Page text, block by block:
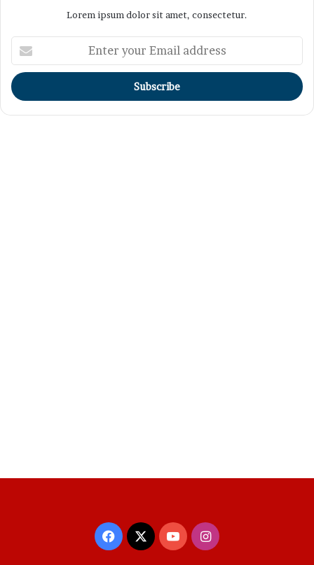
Lorem ipsum dolor sit amet, consectetur.
your
Email
address
Facebook
X YouTubeInstagram